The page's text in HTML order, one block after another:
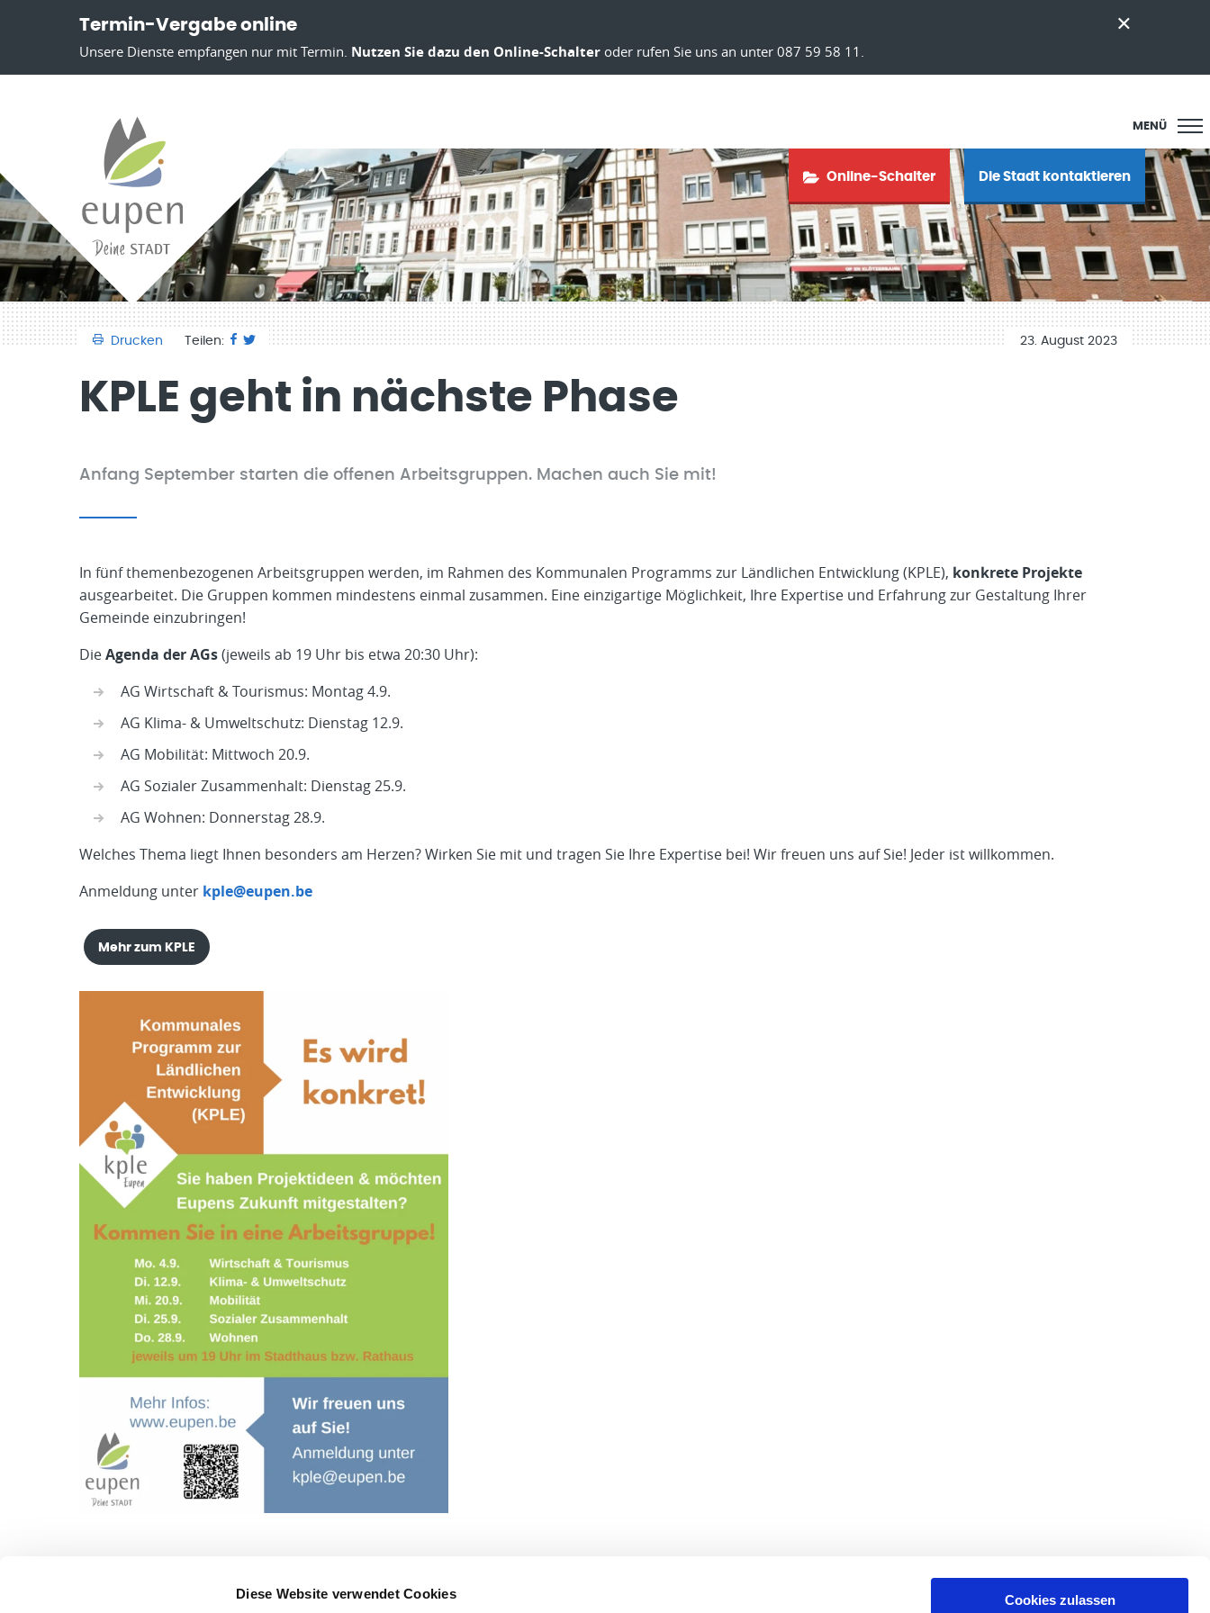
Diese Website verwendet Cookies Cookies zulassen
Termin-Vergabe online
Unsere Dienste empfangen nur mit Termin. Nutzen Sie dazu den Online-Schalter oder rufen Sie uns an unter 087 59 58 11.
MENÜ
Online-Schalter Die Stadt kontaktieren
Drucken Teilen: 23. August 2023
KPLE geht in nächste Phase
Anfang September starten die offenen Arbeitsgruppen. Machen auch Sie mit!
In fünf themenbezogenen Arbeitsgruppen werden, im Rahmen des Kommunalen Programms zur Ländlichen Entwicklung (KPLE), konkrete Projekte
ausgearbeitet. Die Gruppen kommen mindestens einmal zusammen. Eine einzigartige Möglichkeit, Ihre Expertise und Erfahrung zur Gestaltung Ihrer
Gemeinde einzubringen!
DieAgenda der AGs(jeweils ab 19 Uhr bis etwa 20:30 Uhr):
AG Wirtschaft & Tourismus: Montag 4.9.
AG Klima- & Umweltschutz: Dienstag 12.9.
AG Mobilität: Mittwoch 20.9.
AG Sozialer Zusammenhalt: Dienstag 25.9.
AG Wohnen: Donnerstag 28.9.
Welches Thema liegt Ihnen besonders am Herzen? Wirken Sie mit und tragen Sie Ihre Expertise bei! Wir freuen uns auf Sie! Jeder ist willkommen.
Anmeldung unter kple@eupen.be
Mehr zum KPLE